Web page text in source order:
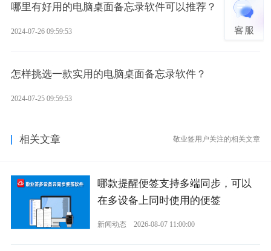
哪里有好用的电脑桌面备忘录软件可以推荐？
2024-07-26 09:59:53
怎样挑选一款实用的电脑桌面备忘录软件？
2024-07-25 09:59:53
相关文章 敬业签用户关注的相关文章
哪款提醒便签支持多端同步，可以
在多设备上同时使用的便签
新闻动态 2026-08-07 11:00:00